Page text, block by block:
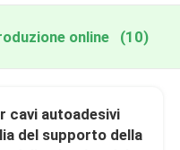
online (10)
cavi autoadesivi
del supporto della